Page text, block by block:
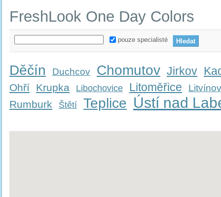
FreshLook One Day Colors
pouze specialisté
Děčín Duchcov Chomutov Jirkov
Ohří Krupka Libochovice Litoměřice Litvínov
Rumburk Štětí Teplice Ústí nad